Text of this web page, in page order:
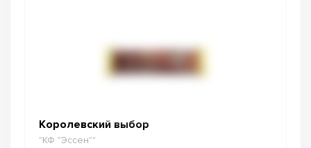
Королевский выбор
"КФ "Эссен""